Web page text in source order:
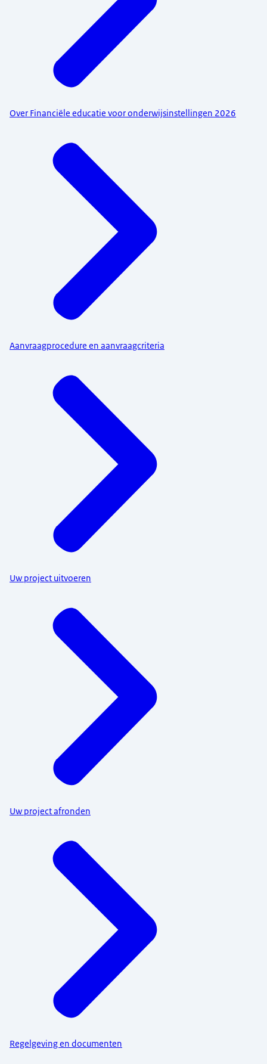
Over Financiële educatie voor onderwijsinstellingen 2026
Aanvraagprocedure en aanvraagcriteria
Uw project uitvoeren
Uw project afronden
Regelgeving en documenten